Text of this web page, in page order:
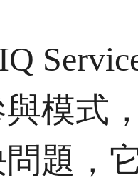
模式
題，